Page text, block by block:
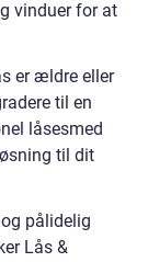
vinduer for at
er ældre eller
til en
låsesmed
til dit
pålidelig
Lås &